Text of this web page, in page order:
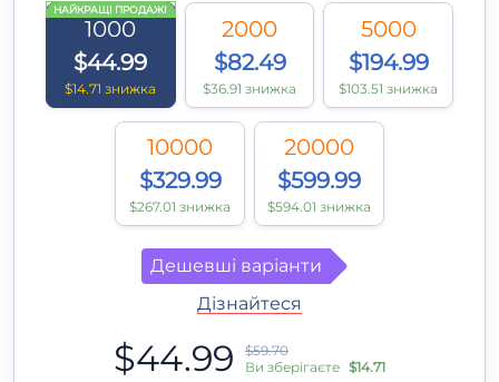
НАЙКРАЩІ ПРОДАЖІ
1000
$44.99
$14.71 знижка
2000
$82.49
$36.91 знижка
5000
$194.99
$103.51 знижка
10000
$329.99
$267.01 знижка
20000
$599.99
$594.01 знижка
Дешевші варіанти
Дізнайтеся
$44.99
$59.70
Ви зберігаєте $14.71